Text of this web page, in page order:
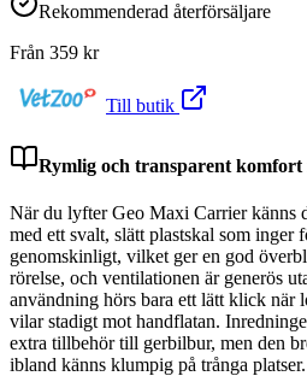
Rekommenderad återförsäljare
Från 359 kr
Till butik
Rymlig och transparent komfort
När du lyfter Geo Maxi Carrier känns
med ett svalt, slätt plastskal som inger
genomskinligt, vilket ger en god
rörelse, och ventilationen är generös
användning hörs bara ett lätt klick när
vilar stadigt mot handflatan.
extra tillbehör till gerbilbur, men den
ibland känns klumpig på trånga platser.